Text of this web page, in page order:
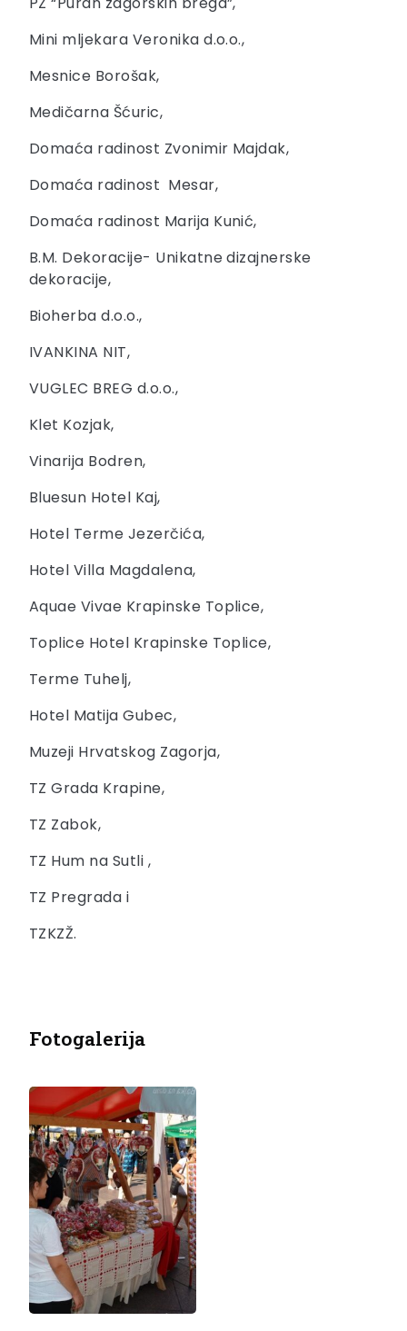
Mini mljekara Veronika d.o.o.,
Mesnice Borošak,
Medičarna Šćuric,
Domaća radinost Zvonimir Majdak,
Domaća radinost Mesar,
Domaća radinost Marija Kunić,
B.M. Dekoracije- Unikatne dizajnerske
dekoracije,
Bioherba d.o.o.,
IVANKINA NIT,
VUGLEC BREG d.o.o.,
Klet Kozjak,
Vinarija Bodren,
Bluesun Hotel Kaj,
Hotel Terme Jezerčića,
Hotel Villa Magdalena,
Aquae Vivae Krapinske Toplice,
Toplice Hotel Krapinske Toplice,
Terme Tuhelj,
Hotel Matija Gubec,
Muzeji Hrvatskog Zagorja,
TZ Grada Krapine,
TZ Zabok,
TZ Hum na Sutli ,
TZ Pregrada i
TZKZŽ.
Fotogalerija